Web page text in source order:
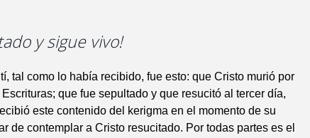
y sigue vivo!
tal como lo había recibido, fue esto: que Cristo murió por
que fue sepultado y que resucitó al tercer día,
este contenido del kerigma en el momento de su
de contemplar a Cristo resucitado. Por todas partes es el